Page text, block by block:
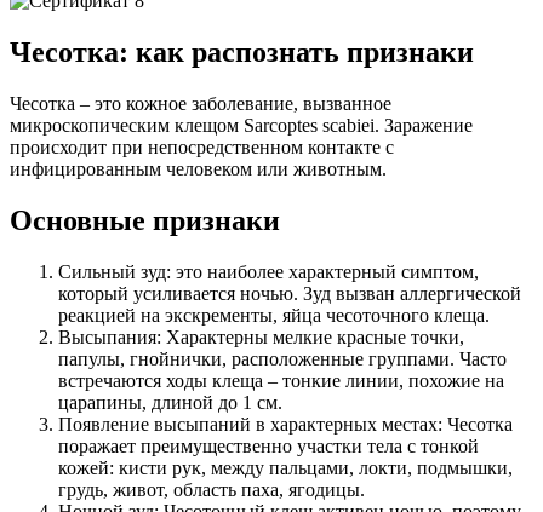
Чесотка: как распознать признаки
Чесотка – это кожное заболевание, вызванное
микроскопическим клещом Sarcoptes scabiei. Заражение
происходит при непосредственном контакте с
инфицированным человеком или животным.
Основные признаки
Сильный зуд: это наиболее характерный симптом,
который усиливается ночью. Зуд вызван аллергической
реакцией на экскременты, яйца чесоточного клеща.
Высыпания: Характерны мелкие красные точки,
папулы, гнойнички, расположенные группами. Часто
встречаются ходы клеща – тонкие линии, похожие на
царапины, длиной до 1 см.
Появление высыпаний в характерных местах: Чесотка
поражает преимущественно участки тела с тонкой
кожей: кисти рук, между пальцами, локти, подмышки,
грудь, живот, область паха, ягодицы.